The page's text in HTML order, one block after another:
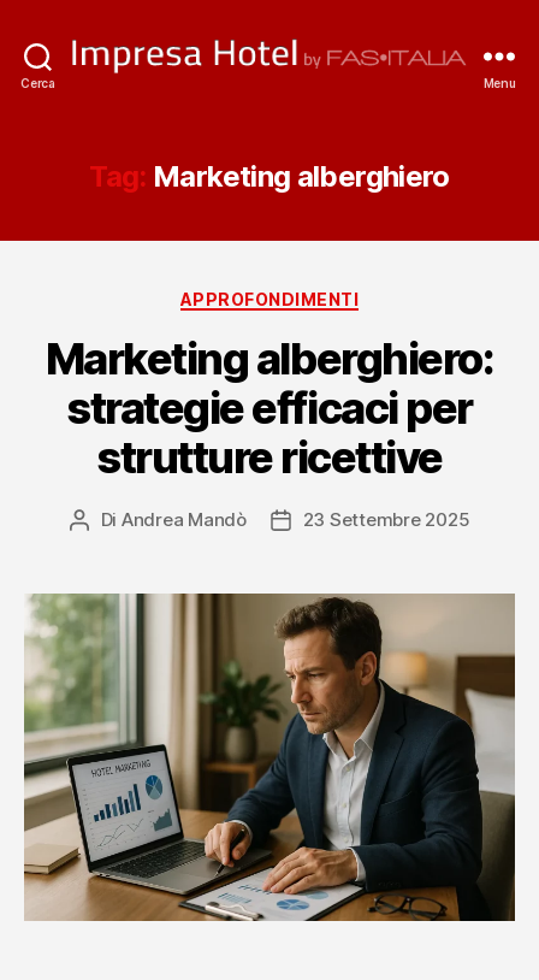
Cerca Menu
Tag: Marketing alberghiero
Categorie
APPROFONDIMENTI
Marketing alberghiero:
strategie efficaci per
strutture ricettive
Autore
Di Andrea Mandò
Data23 Settembre 2025